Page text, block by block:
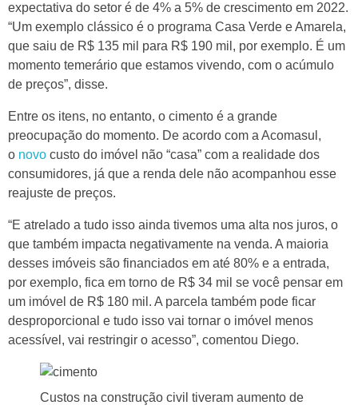
expectativa do setor é de 4% a 5% de crescimento em 2022.
“Um exemplo clássico é o programa Casa Verde e Amarela,
que saiu de R$ 135 mil para R$ 190 mil, por exemplo. É um
momento temerário que estamos vivendo, com o acúmulo
de preços”, disse.
Entre os itens, no entanto, o cimento é a grande
preocupação do momento. De acordo com a Acomasul,
o novo custo do imóvel não “casa” com a realidade dos
consumidores, já que a renda dele não acompanhou esse
reajuste de preços.
“E atrelado a tudo isso ainda tivemos uma alta nos juros, o
que também impacta negativamente na venda. A maioria
desses imóveis são financiados em até 80% e a entrada,
por exemplo, fica em torno de R$ 34 mil se você pensar em
um imóvel de R$ 180 mil. A parcela também pode ficar
desproporcional e tudo isso vai tornar o imóvel menos
acessível, vai restringir o acesso”, comentou Diego.
Custos na construção civil tiveram aumento de